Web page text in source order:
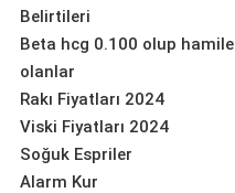
Belirtileri
Beta hcg 0.100 olup hamile
olanlar
Rakı Fiyatları 2024
Viski Fiyatları 2024
Soğuk Espriler
Alarm Kur